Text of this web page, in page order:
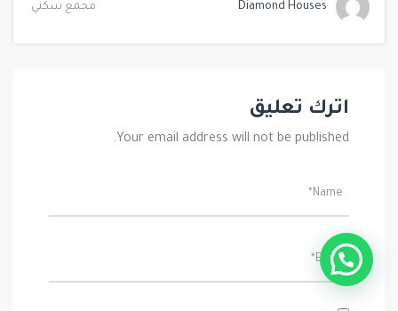
Diamond Houses مجمع سكني
اترك تعليق
Your email address will not be published.